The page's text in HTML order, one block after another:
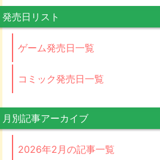
発売日リスト
ゲーム発売日一覧
コミック発売日一覧
月別記事アーカイブ
2026年2月の記事一覧